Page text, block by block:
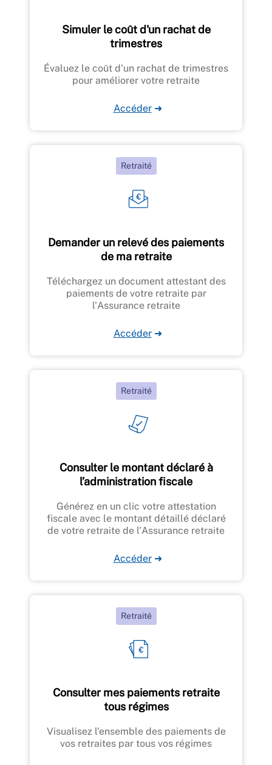
Simuler le coût d'un rachat de
trimestres
Évaluez le coût d'un rachat de trimestres
pour améliorer votre retraite
Accéder ➜
Demander un relevé des paiements
de ma retraite
Retraité
Téléchargez un document attestant des
paiements de votre retraite par
l'Assurance retraite
Accéder ➜
Consulter le montant déclaré à
l’administration fiscale
Retraité
Générez en un clic votre attestation
fiscale avec le montant détaillé déclaré
de votre retraite de l'Assurance retraite
Accéder ➜
Consulter mes paiements retraite
tous régimes
Retraité
Visualisez l'ensemble des paiements de
vos retraites par tous vos régimes